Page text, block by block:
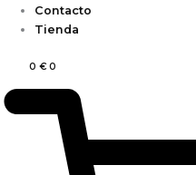
Contacto
Tienda
0 € 0